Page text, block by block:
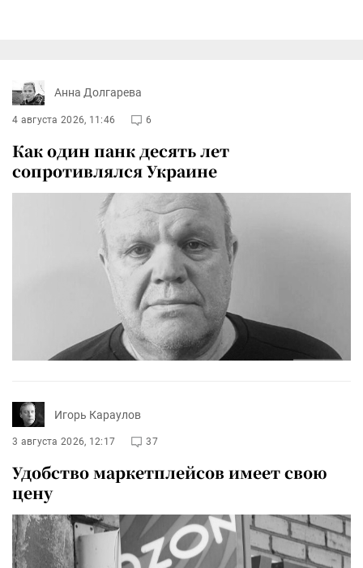
Анна Долгарева
4 августа 2026, 11:46 6
Как один панк десять лет
сопротивлялся Украине
Игорь Караулов
3 августа 2026, 12:17 37
Удобство маркетплейсов имеет свою
цену